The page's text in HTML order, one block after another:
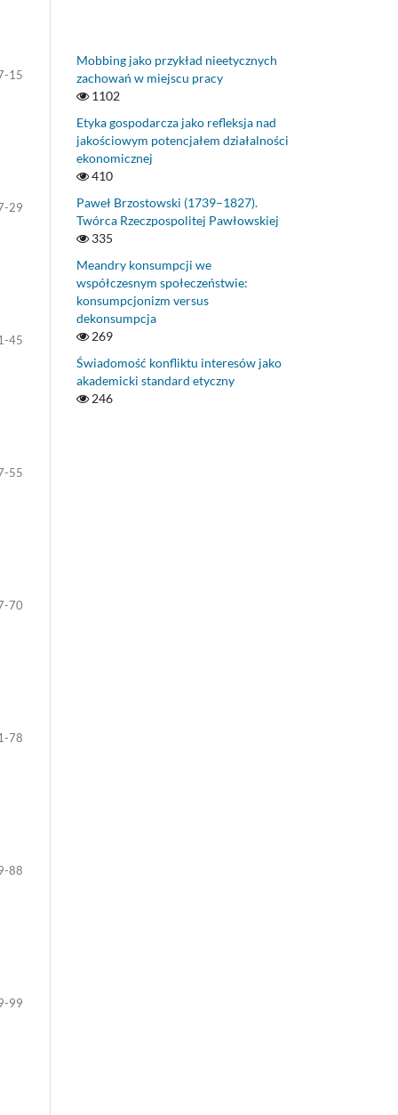
15
29
45
55
70
78
88
99
Mobbing jako przykład nieetycznych
zachowań w miejscu pracy
1102
Etyka gospodarcza jako refleksja nad
jakościowym potencjałem działalności
ekonomicznej
410
Paweł Brzostowski (1739–1827).
Twórca Rzeczpospolitej Pawłowskiej
335
Meandry konsumpcji we
współczesnym społeczeństwie:
konsumpcjonizm versus
dekonsumpcja
269
Świadomość konfliktu interesów jako
akademicki standard etyczny
246